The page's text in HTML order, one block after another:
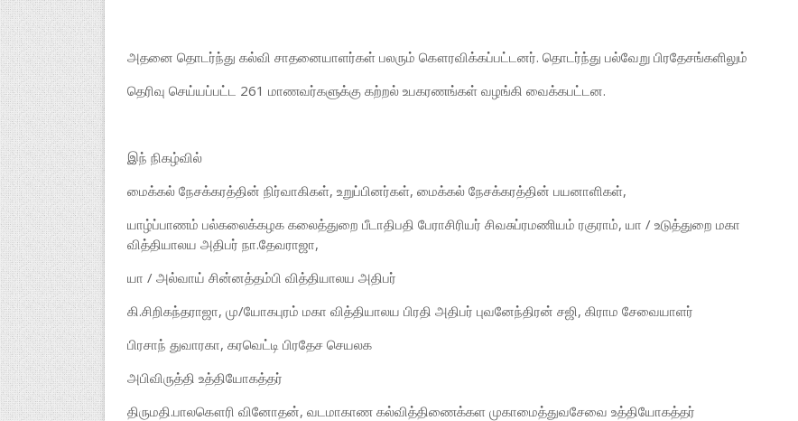
அதனை தொடர்ந்து கல்வி சாதனையாளர்கள் பலரும் கௌரவிக்கப்பட்டனர். தொடர்ந்து பல்வேறு பிரதேசங்களிலும்
தெரிவு செய்யப்பட்ட 261 மாணவர்களுக்கு கற்றல் உபகரணங்கள் வழங்கி வைக்கபட்டன.
இந் நிகழ்வில்
மைக்கல் நேசக்கரத்தின் நிர்வாகிகள், உறுப்பினர்கள், மைக்கல் நேசக்கரத்தின் பயனாளிகள்,
யாழ்ப்பாணம் பல்கலைக்கழக கலைத்துறை பீடாதிபதி பேராசிரியர் சிவசுப்ரமணியம் ரகுராம், யா / உடுத்துறை மகா
வித்தியாலய அதிபர் நா.தேவராஜா,
யா / அல்வாய் சின்னத்தம்பி வித்தியாலய அதிபர்
கி.சிறிகந்தராஜா, மு/யோகபுரம் மகா வித்தியாலய பிரதி அதிபர் புவனேந்திரன் சஜி, கிராம சேவையாளர்
பிரசாந் துவாரகா, கரவெட்டி பிரதேச செயலக
அபிவிருத்தி உத்தியோகத்தர்
திருமதி.பாலகௌரி வினோதன், வடமாகாண கல்வித்திணைக்கள முகாமைத்துவசேவை உத்தியோகத்தர்